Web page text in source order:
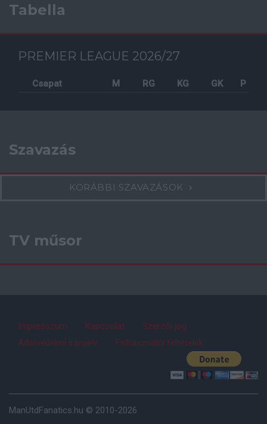
Tabella
PREMIER LEAGUE 2026/27
Csapat M RG KG GK P
Szavazás
KORÁBBI SZAVAZÁSOK
TV műsor
Impresszum Kapcsolat
Szerzői jog
Adatvédelmi irányelv
Felhasználói feltételek
ManUtdFanatics.hu © 2010-2026